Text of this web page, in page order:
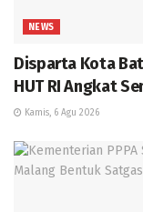
NEWS
Disparta Kota
HUT RI Angkat
Kamis, 6 Agu 2026